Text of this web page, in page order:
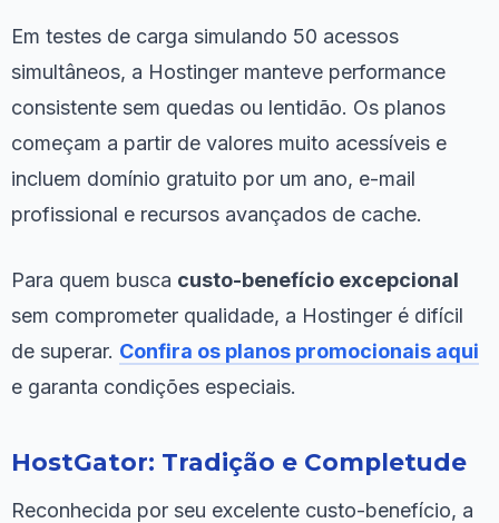
Em testes de carga simulando 50 acessos
simultâneos, a Hostinger manteve performance
consistente sem quedas ou lentidão. Os planos
começam a partir de valores muito acessíveis e
incluem domínio gratuito por um ano, e-mail
profissional e recursos avançados de cache.
Para quem busca custo-benefício excepcional
sem comprometer qualidade, a Hostinger é difícil
de superar. Confira os planos promocionais aqui
e garanta condições especiais.
HostGator: Tradição e Completude
Reconhecida por seu excelente custo-benefício, a